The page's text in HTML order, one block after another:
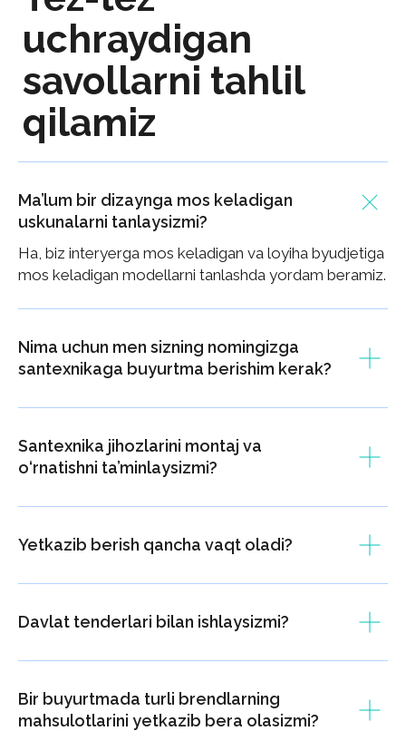
Ma’lum bir dizaynga mos keladigan
uskunalarni tanlaysizmi?
Ha, biz interyerga mos keladigan va loyiha byudjetiga
mos keladigan modellarni tanlashda yordam beramiz.
Nima uchun men sizning nomingizga
santexnikaga buyurtma berishim kerak?
Santexnika jihozlarini montaj va
o‘rnatishni ta’minlaysizmi?
Yetkazib berish qancha vaqt oladi?
Davlat tenderlari bilan ishlaysizmi?
Bir buyurtmada turli brendlarning
mahsulotlarini yetkazib bera olasizmi?
tashkil etamiz
Biz obyektingizni tahlil qilamiz
Saytda ariza qoldirasizyoki kvizni